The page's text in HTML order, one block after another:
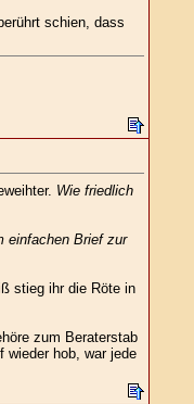
schien, dass
Wie friedlich
einfachen Brief zur
stieg ihr die Röte in
zum Beraterstab
wieder hob, war jede